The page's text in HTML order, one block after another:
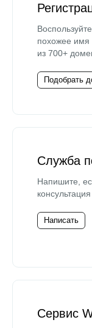
похожее имя
из 700+
Подобрать
Служба
Напишите,
Написать
Сервис